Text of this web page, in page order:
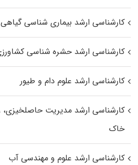
کارشناسی ارشد بیماری‌ شناسی گیاهی
کارشناسی ارشد حشره‌ شناسی
کارشناسی ارشد علوم دام و طیور
کارشناسی ارشد مدیریت حاصلخیزی،
خاک
کارشناسی ارشد علوم و مهندسی آب